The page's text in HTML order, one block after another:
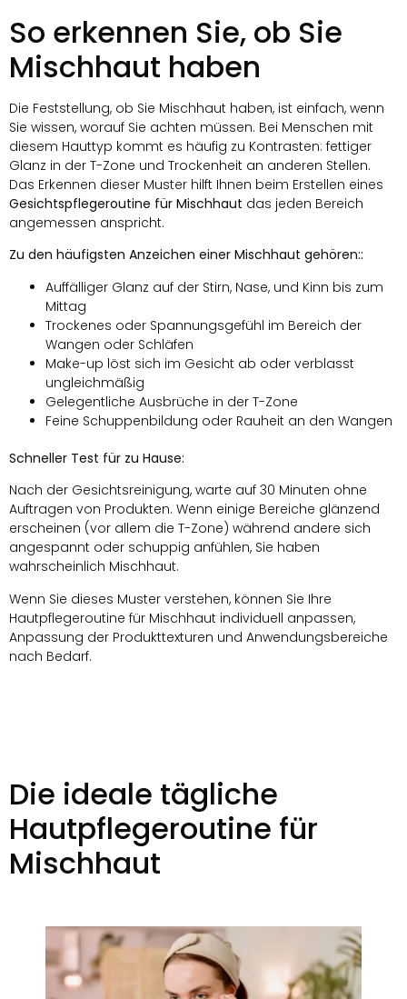
So erkennen Sie, ob Sie
Mischhaut haben
Die Feststellung, ob Sie Mischhaut haben, ist einfach, wenn
Sie wissen, worauf Sie achten müssen. Bei Menschen mit
diesem Hauttyp kommt es häufig zu Kontrasten: fettiger
Glanz in der T-Zone und Trockenheit an anderen Stellen.
Das Erkennen dieser Muster hilft Ihnen beim Erstellen eines
Gesichtspflegeroutine für Mischhaut das jeden Bereich
angemessen anspricht.
Zu den häufigsten Anzeichen einer Mischhaut gehören::
Auffälliger Glanz auf der Stirn, Nase, und Kinn bis zum
Mittag
Trockenes oder Spannungsgefühl im Bereich der
Wangen oder Schläfen
Make-up löst sich im Gesicht ab oder verblasst
ungleichmäßig
Gelegentliche Ausbrüche in der T-Zone
Feine Schuppenbildung oder Rauheit an den Wangen
Schneller Test für zu Hause:
Nach der Gesichtsreinigung, warte auf 30 Minuten ohne
Auftragen von Produkten. Wenn einige Bereiche glänzend
erscheinen (vor allem die T-Zone) während andere sich
angespannt oder schuppig anfühlen, Sie haben
wahrscheinlich Mischhaut.
Wenn Sie dieses Muster verstehen, können Sie Ihre
Hautpflegeroutine für Mischhaut individuell anpassen,
Anpassung der Produkttexturen und Anwendungsbereiche
nach Bedarf.
Die ideale tägliche
Hautpflegeroutine für
Mischhaut